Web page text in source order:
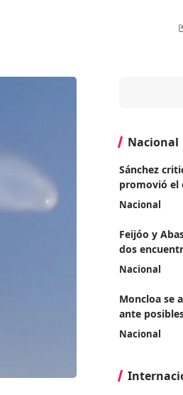
Nacional
Sánchez
promovió el
Nacional
Feijóo y
dos
Nacional
Moncloa se
ante
Nacional